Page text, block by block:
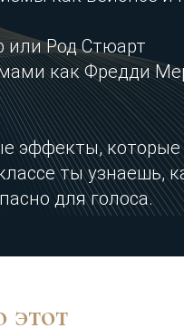
или Род Стюарт
как Фредди
эффекты, которые
ты узнаешь,
для голоса.
этот